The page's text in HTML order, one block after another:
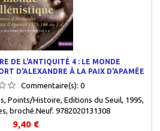
DE L'ANTIQUITÉ 4 : LE MONDE
D'ALEXANDRE À LA PAIX D'APAMÉE
(323-188)
Commentaire(s): 0
Points/Histoire, Editions du Seuil, 1995,
broché.Neuf. 9782020131308
9,40 €